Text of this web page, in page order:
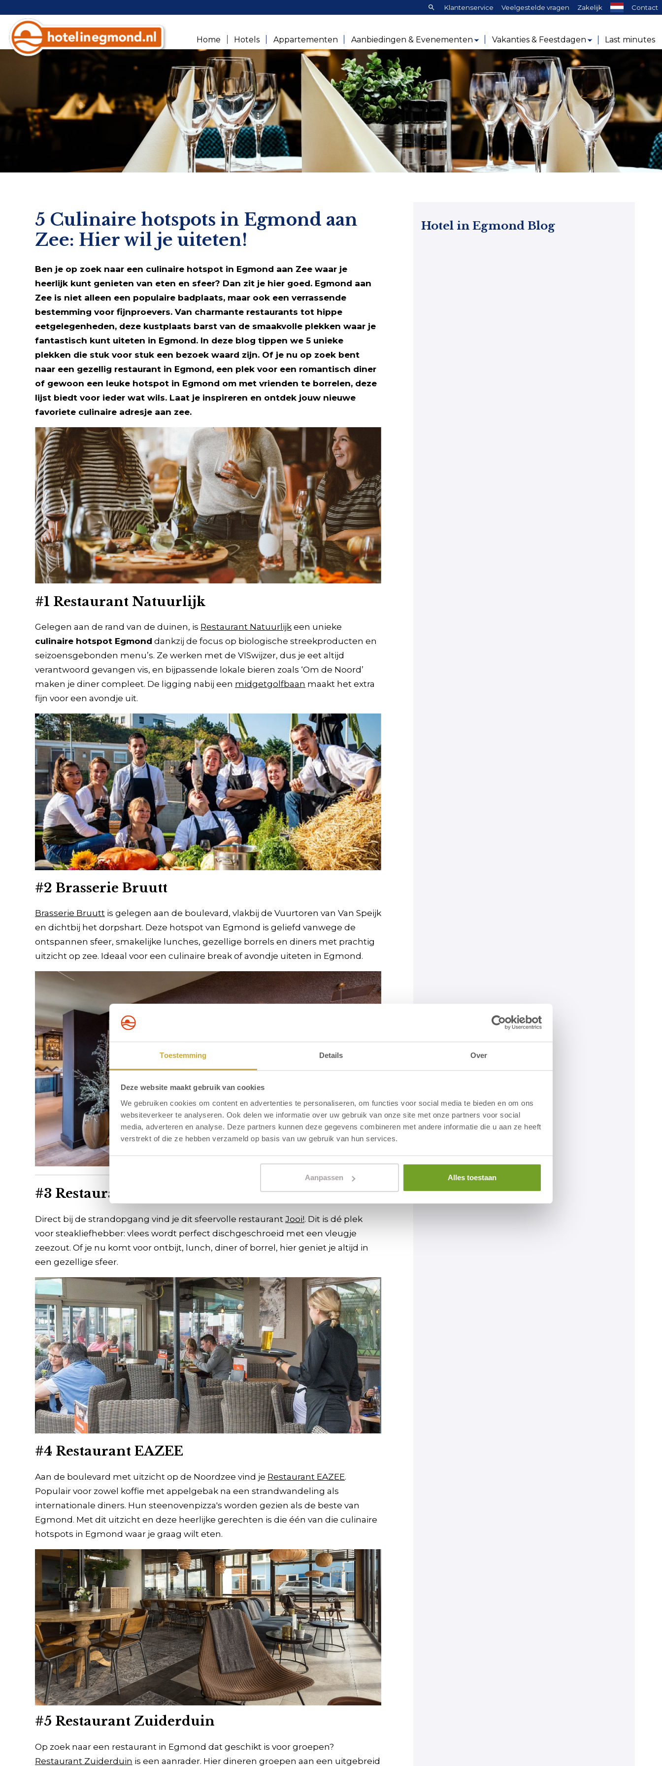
Toestemming Details Over
Deze website maakt gebruik van cookies
We gebruiken cookies om content en advertenties te personaliseren, om functies voor social media te bieden en om ons
websiteverkeer te analyseren. Ook delen we informatie over uw gebruik van onze site met onze partners voor social
media, adverteren en analyse. Deze partners kunnen deze gegevens combineren met andere informatie die u aan ze heeft
verstrekt of die ze hebben verzameld op basis van uw gebruik van hun services.
Aanpassen Alles toestaan
Zoeken:Klantenservice Veelgestelde vragen Zakelijk Contact
Home Hotels Appartementen Aanbiedingen & Evenementen Vakanties & Feestdagen Last minutes
5 Culinaire hotspots in Egmond aan
Zee: Hier wil je uiteten!
Ben je op zoek naar een culinaire hotspot in Egmond aan Zee waar je
heerlijk kunt genieten van eten en sfeer? Dan zit je hier goed. Egmond aan
Zee is niet alleen een populaire badplaats, maar ook een verrassende
bestemming voor fijnproevers. Van charmante restaurants tot hippe
eetgelegenheden, deze kustplaats barst van de smaakvolle plekken waar je
fantastisch kunt uiteten in Egmond. In deze blog tippen we 5 unieke
plekken die stuk voor stuk een bezoek waard zijn. Of je nu op zoek bent
naar een gezellig restaurant in Egmond, een plek voor een romantisch diner
of gewoon een leuke hotspot in Egmond om met vrienden te borrelen, deze
lijst biedt voor ieder wat wils. Laat je inspireren en ontdek jouw nieuwe
favoriete culinaire adresje aan zee.
#1 Restaurant Natuurlijk
Gelegen aan de rand van de duinen, is Restaurant Natuurlijkeen unieke
culinaire hotspot Egmond dankzij de focus op biologische streekproducten en
seizoensgebonden menu’s. Ze werken met de VISwijzer, dus je eet altijd
verantwoord gevangen vis, en bijpassende lokale bieren zoals ‘Om de Noord’
maken je diner compleet. De ligging nabij een midgetgolfbaan maakt het extra
fijn voor een avondje uit.
#2 Brasserie Bruutt
Brasserie Bruutt is gelegen aan de boulevard, vlakbij de Vuurtoren van Van Speijk
en dichtbij het dorpshart. Deze hotspot van Egmond is geliefd vanwege de
ontspannen sfeer, smakelijke lunches, gezellige borrels en diners met prachtig
uitzicht op zee. Ideaal voor een culinaire break of avondje uiteten in Egmond.
#3 Restaurant Jooi!
Direct bij de strandopgang vind je dit sfeervolle restaurant Jooi!. Dit is dé plek
voor steakliefhebber: vlees wordt perfect dischgeschroeid met een vleugje
zeezout. Of je nu komt voor ontbijt, lunch, diner of borrel, hier geniet je altijd in
een gezellige sfeer.
#4 Restaurant EAZEE
Aan de boulevard met uitzicht op de Noordzee vind je Restaurant EAZEE.
Populair voor zowel koffie met appelgebak na een strandwandeling als
internationale diners. Hun steenovenpizza's worden gezien als de beste van
Egmond. Met dit uitzicht en deze heerlijke gerechten is die één van die culinaire
hotspots in Egmond waar je graag wilt eten.
#5 Restaurant Zuiderduin
Op zoek naar een restaurant in Egmond dat geschikt is voor groepen?
Restaurant Zuiderduin is een aanrader. Hier dineren groepen aan een uitgebreid
Hotel in Egmond Blog